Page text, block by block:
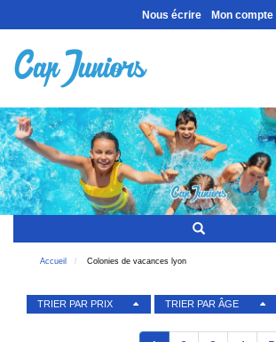
Nous écrire Mon compte
Accueil Colonies de vacances lyon
TRIER PAR PRIX TRIER PAR ÂGE